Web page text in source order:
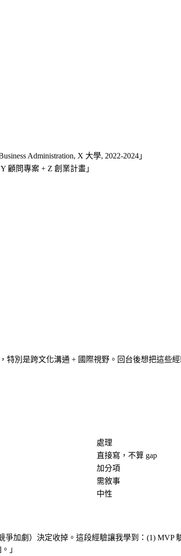
Administration, X 大學, 2022-2024」
顧問專案 + Z 創業計畫」
特別是跨文化溝通 + 國際視野。回台後想把這些經
處理
直接寫，不算 gap
加分項
需敘事
中性
爭加劇）決定收掉。這段經驗讓我學到：(1) MVP
」